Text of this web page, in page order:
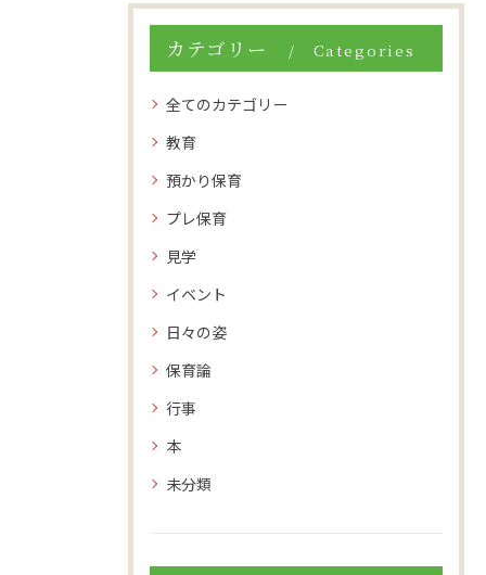
カテゴリー Categories
全てのカテゴリー
教育
預かり保育
プレ保育
見学
イベント
日々の姿
保育論
行事
本
未分類